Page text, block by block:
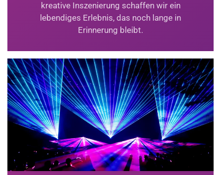
kreative Inszenierung schaffen wir ein
lebendiges Erlebnis, das noch lange in
Erinnerung bleibt.